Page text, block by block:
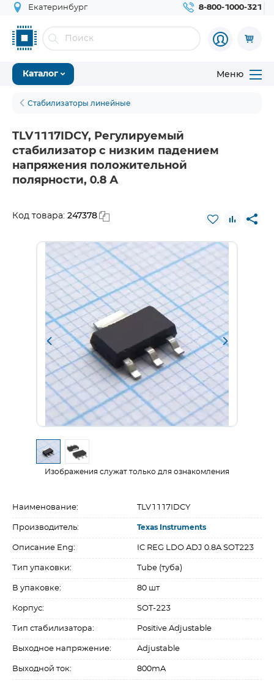
Екатеринбург 8-800-1000-321
Каталог Меню
Стабилизаторы линейные
TLV1117IDCY, Регулируемый
стабилизатор с низким падением
напряжения положительной
полярности, 0.8 А
Код товара: 247378
Изображения служат только для ознакомления
Наименование: TLV1117IDCY
Производитель: Texas Instruments
Описание Eng: IC REG LDO ADJ 0.8A SOT223
Тип упаковки: Tube (туба)
В упаковке: 80 шт
Корпус: SOT-223
Тип стабилизатора: Positive Adjustable
Выходное напряжение: Adjustable
Выходной ток: 800mA